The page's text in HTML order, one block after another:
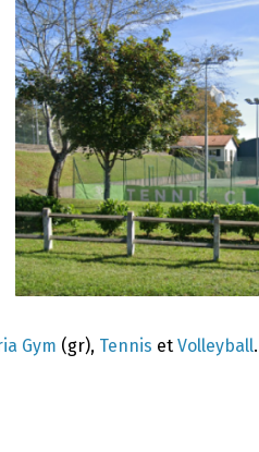
Gym (gr), Tennis et Volleyball.